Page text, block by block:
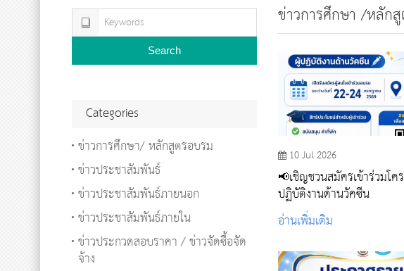
ข่าวการศึกษา /หลัก
10 Jul 2026
📢เชิญชวนสมัครเข้าร่วมโค
ปฏิบัติงานด้านวัคซีน
อ่านเพิ่มเติม
Search
Categories
ข่าวการศึกษา/ หลักสูตรอบรม
ข่าวประชาสัมพันธ์
ข่าวประชาสัมพันธ์ภายนอก
ข่าวประชาสัมพันธ์ภายใน
ข่าวประกวดสอบราคา / ข่าวจัดซื้อจัด
จ้าง